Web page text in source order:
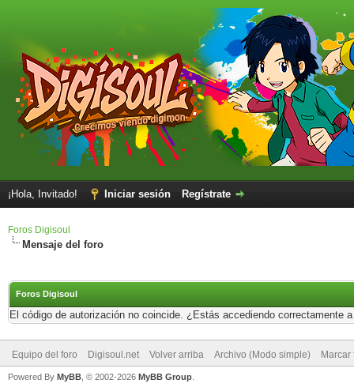
¡Hola, Invitado! Iniciar sesión Regístrate
Foros Digisoul
Mensaje del foro
Foros Digisoul
El código de autorización no coincide. ¿Estás accediendo correctamente
Equipo del foro Digisoul.net Volver arriba Archivo (Modo simple)
Powered By MyBB , © 2002-2026 MyBB Group